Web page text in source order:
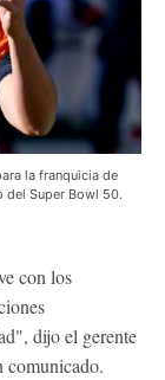
la franquicia de
del Super Bowl 50.
con los
dijo el gerente
comunicado.